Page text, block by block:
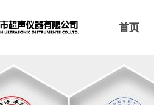
首页